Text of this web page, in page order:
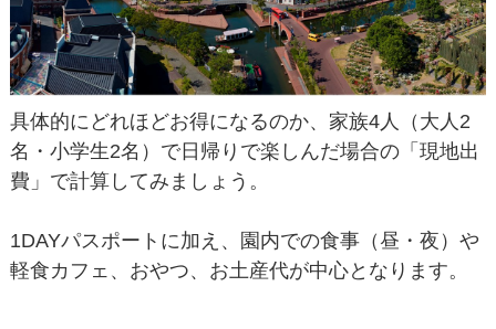
具体的にどれほどお得になるのか、家族4人（大人2
名・小学生2名）で日帰りで楽しんだ場合の「現地出
費」で計算してみましょう。
1DAYパスポートに加え、園内での食事（昼・夜）や
軽食カフェ、おやつ、お土産代が中心となります。